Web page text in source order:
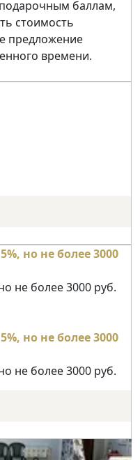
баллам,
стоимость
предложение
времени.
не более 3000 руб.
не более 3000 руб.